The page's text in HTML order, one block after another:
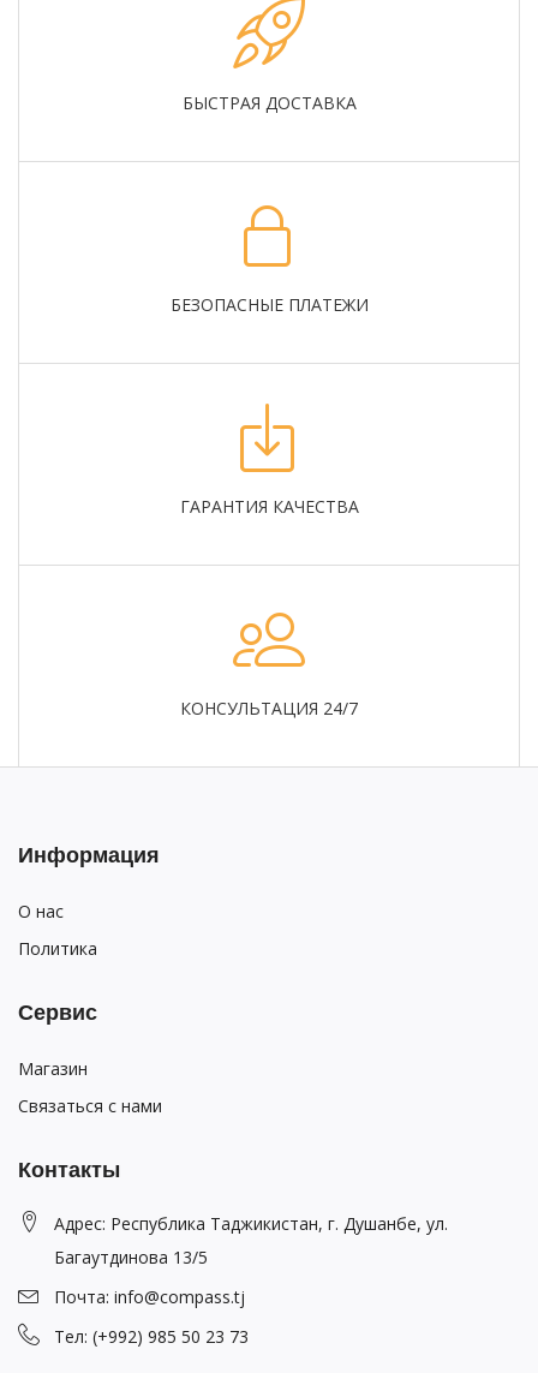
БЫСТРАЯ ДОСТАВКА
БЕЗОПАСНЫЕ ПЛАТЕЖИ
ГАРАНТИЯ КАЧЕСТВА
КОНСУЛЬТАЦИЯ 24/7
Информация
О нас
Политика
Сервис
Магазин
Связаться с нами
Контакты
Адрес: Республика Таджикистан, г. Душанбе, ул.
Багаутдинова 13/5
Почта: info@compass.tj
Тел: (+992) 985 50 23 73